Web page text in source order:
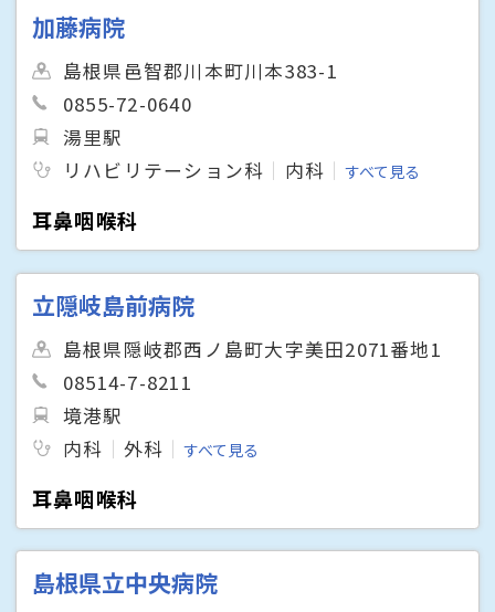
加藤病院
島根県邑智郡川本町川本383-1
0855-72-0640
湯里駅
リハビリテーション科
内科 すべて見る
耳鼻咽喉科
立隠岐島前病院
島根県隠岐郡西ノ島町大字美田2071番地1
08514-7-8211
境港駅
内科
外科 すべて見る
耳鼻咽喉科
島根県立中央病院